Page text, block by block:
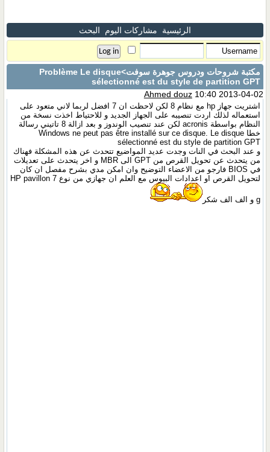
الرئيسية مشاركات اليوم البحث
مكتبة شروحات ودروس جوهرة سوفت >Problème Le disque
sélectionné est du style de partition GPT
Ahmed douz10:40 2013-04-02
اشتريت جهاز hp مع نظام 8 لكن لاحظت ان 7 افضل لربما لاني متعود على
استعماله لذلك اردت تنصيبه على الجهاز الجديد و للاحتياط اخذت نسخة من
النظام بواسطة acronis لكن عند تنصيب الوندوز و بعد ازالة 8 تاتيني رسالة
خطا Windows ne peut pas être installé sur ce disque. Le disque
sélectionné est du style de partition GPT
و عند البحث في النات وجدت عديد المواضيع تتحدث عن هذه المشكلة فهناك
من يتحدث عن تحويل القرص من GPT الى MBR و اخر يتحدث على تعديلات
في BIOS فارجو من الاعضاء التوضيح وان امكن مدي بشرح مفصل ان كان
لتحويل القرص او اعدادات البيوس مع العلم ان جهازي من نوع HP pavillon 7
g و الف الف شكر